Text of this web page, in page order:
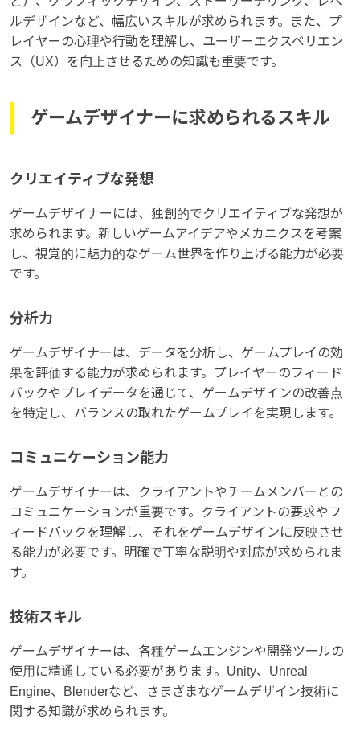
ルデザインなど、幅広いスキルが求められます。また、プ
レイヤーの心理や行動を理解し、ユーザーエクスペリエン
ス（UX）を向上させるための知識も重要です。
ゲームデザイナーに求められるスキル
クリエイティブな発想
ゲームデザイナーには、独創的でクリエイティブな発想が
求められます。新しいゲームアイデアやメカニクスを考案
し、視覚的に魅力的なゲーム世界を作り上げる能力が必要
です。
分析力
ゲームデザイナーは、データを分析し、ゲームプレイの効
果を評価する能力が求められます。プレイヤーのフィード
バックやプレイデータを通じて、ゲームデザインの改善点
を特定し、バランスの取れたゲームプレイを実現します。
コミュニケーション能力
ゲームデザイナーは、クライアントやチームメンバーとの
コミュニケーションが重要です。クライアントの要求やフ
ィードバックを理解し、それをゲームデザインに反映させ
る能力が必要です。明確で丁寧な説明や対応が求められま
す。
技術スキル
ゲームデザイナーは、各種ゲームエンジンや開発ツールの
使用に精通している必要があります。Unity、Unreal
Engine、Blenderなど、さまざまなゲームデザイン技術に
関する知識が求められます。